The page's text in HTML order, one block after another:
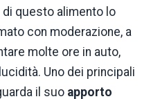
questo alimento lo
con moderazione, a
molte ore in auto,
Uno dei principali
il suo apporto